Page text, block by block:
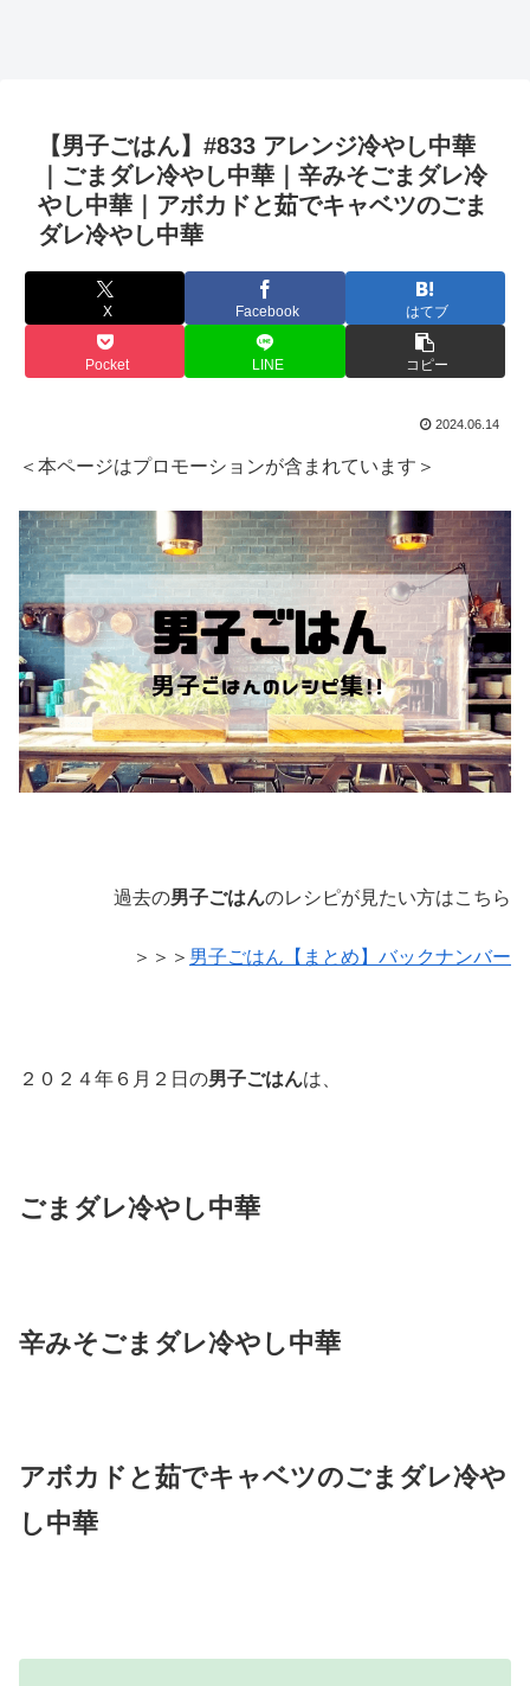
【男子ごはん】#833 アレンジ冷やし中華
｜ごまダレ冷やし中華｜辛みそごまダレ冷
やし中華｜アボカドと茹でキャベツのごま
ダレ冷やし中華
X Facebook はてブ
Pocket LINE コピー
2024.06.14
＜本ページはプロモーションが含まれています＞
過去の男子ごはんのレシピが見たい方はこちら
＞＞＞ 男子ごはん【まとめ】バックナンバー
２０２４年６月２日の男子ごはんは、
ごまダレ冷やし中華
辛みそごまダレ冷やし中華
アボカドと茹でキャベツのごまダレ冷や
し中華